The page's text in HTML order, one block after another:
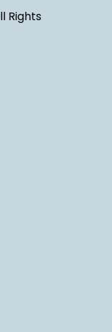
Rights